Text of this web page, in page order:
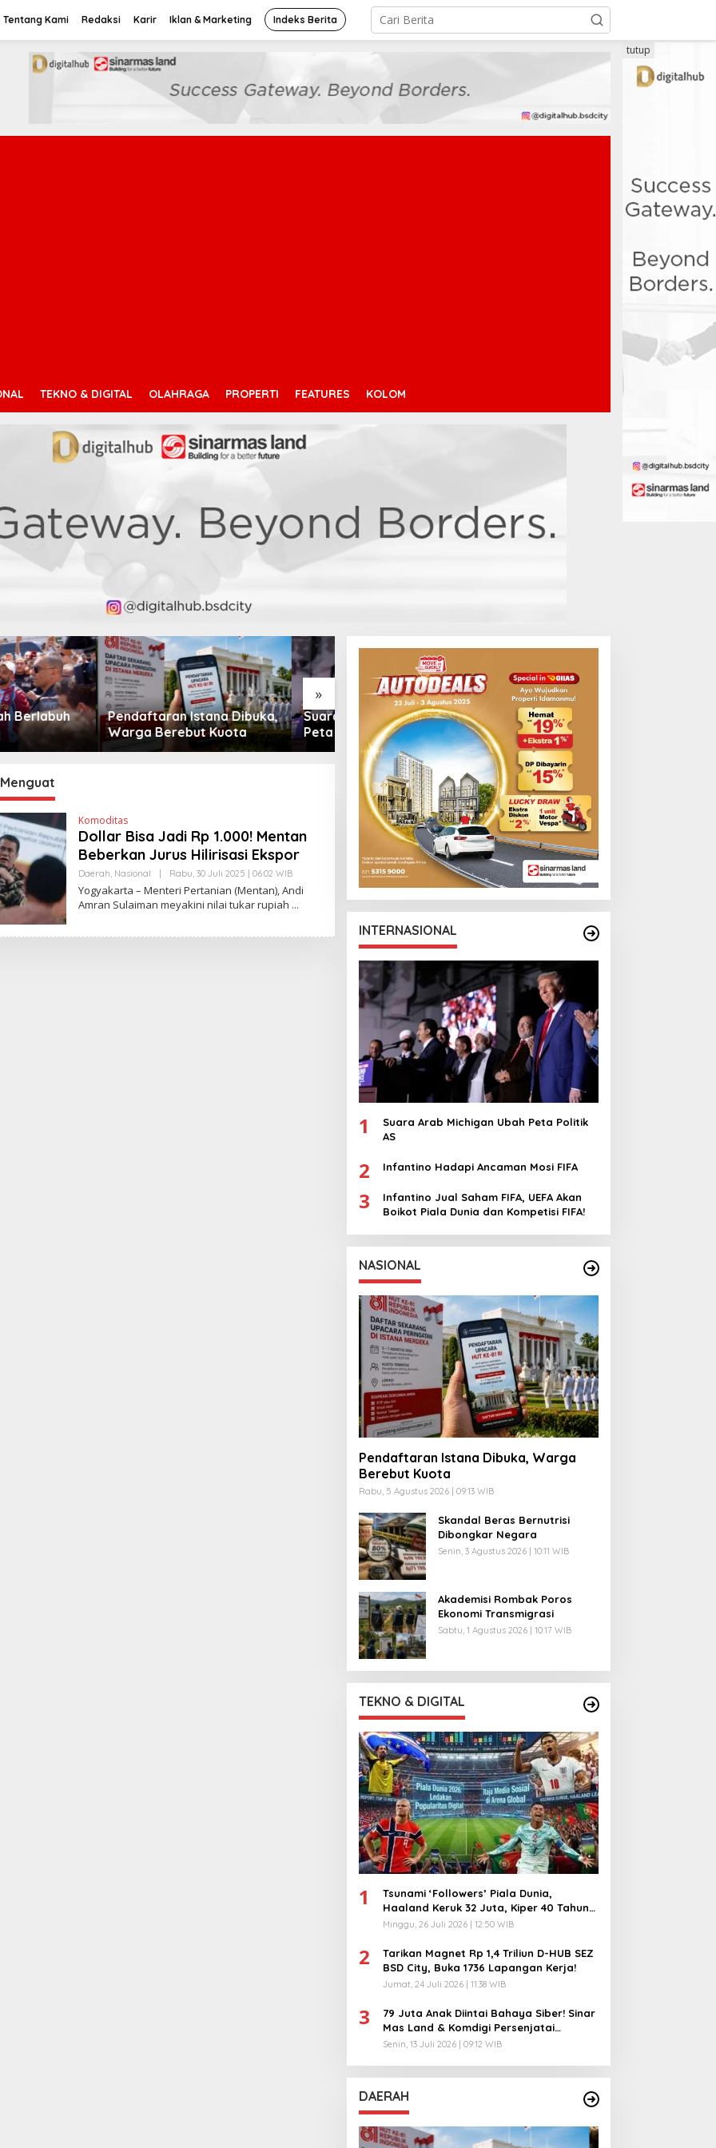
Tentang Kami Redaksi Karir Iklan & Marketing Indeks Berita
TEKNO & DIGITAL OLAHRAGA PROPERTI FEATURES KOLOM
tutup
»
Istana Dibuka,
Kuota
Suara Arab Michigan Ubah
Peta Politik AS
Debut Manis Jeremy
Monga Bersama
Manchester City
Komoditas
Dollar Bisa Jadi Rp 1.000! Mentan
Beberkan Jurus Hilirisasi Ekspor
Daerah, Nasional | Rabu, 30 Juli 2025 | 06:02 WIBO
E
H
Y
Yogyakarta – Menteri Pertanian (Mentan), Andi
Amran Sulaiman meyakini nilai tukar rupiah
INTERNASIONAL
1
Suara Arab Michigan Ubah Peta Politik
AS
2 Infantino Hadapi Ancaman Mosi FIFA
3
Infantino Jual Saham FIFA, UEFA Akan
Boikot Piala Dunia dan Kompetisi FIFA!
NASIONAL
Pendaftaran Istana Dibuka, Warga
Berebut Kuota
Rabu, 5 Agustus 2026 | 09:13 WIB
Skandal Beras Bernutrisi
Dibongkar Negara
Senin, 3 Agustus 2026 | 10:11 WIB
Akademisi Rombak Poros
Ekonomi Transmigrasi
Sabtu, 1 Agustus 2026 | 10:17 WIB
TEKNO & DIGITAL
1
Tsunami ‘Followers’ Piala Dunia,
Haaland Keruk 32 Juta, Kiper 40 Tahun
Bikin Geger!
Minggu, 26 Juli 2026 | 12:50 WIB
2
Tarikan Magnet Rp 1,4 Triliun D-HUB SEZ
BSD City, Buka 1736 Lapangan Kerja!
Jumat, 24 Juli 2026 | 11:38 WIB
3
79 Juta Anak Diintai Bahaya Siber! Sinar
Mas Land & Komdigi Persenjatai
Ratusan Guru!
Senin, 13 Juli 2026 | 09:12 WIB
DAERAH